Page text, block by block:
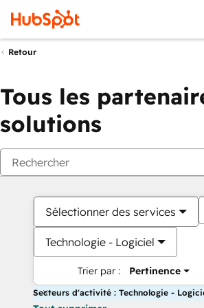
Retour
Tous les
solutions
Sélectionner des services
Technologie - Logiciel
Trier par : Pertinence
Secteurs d'activité : Technologie -